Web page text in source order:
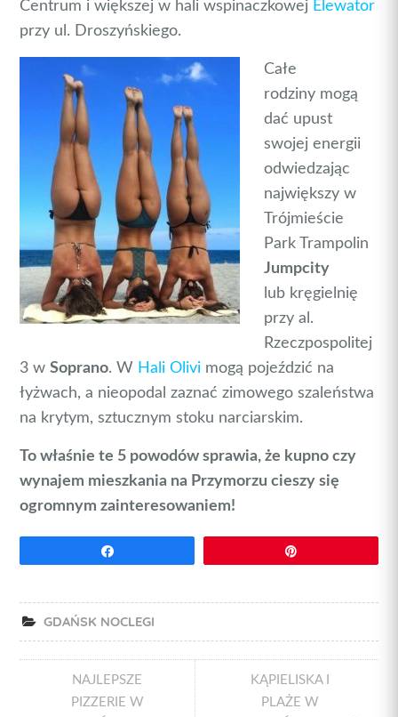
Centrum i większej w hali wspinaczkowej Elewator
przy ul. Droszyńskiego.
Całe
rodziny mogą
dać upust
swojej energii
odwiedzając
największy w
Trójmieście
Park Trampolin
Jumpcity
lub kręgielnię
przy al.
Rzeczpospolitej
3 wSoprano. W Hali Olivi mogą pojeździć na
łyżwach, a nieopodal zaznać zimowego szaleństwa
na krytym, sztucznym stoku narciarskim.
To właśnie te 5 powodów sprawia, że kupno czy
wynajem mieszkania na Przymorzu cieszy się
ogromnym zainteresowaniem!
GDAŃSK NOCLEGI
NAJLEPSZE
PIZZERIE W
KĄPIELISKA I
PLAŻE W